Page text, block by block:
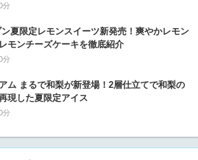
分
ン夏限定レモンスイーツ新発売！爽やかレモン
モンチーズケーキを徹底紹介
分
ム まるで和梨が新登場！2層仕立てで和梨の
現した夏限定アイス
分